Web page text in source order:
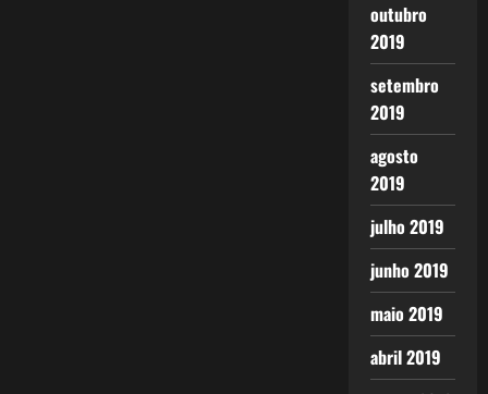
outubro
2019
setembro
2019
agosto
2019
julho 2019
junho 2019
maio 2019
abril 2019